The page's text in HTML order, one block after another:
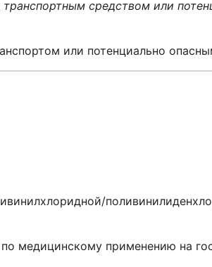
транспортным средством или
или потенциально
медицинскому применению на